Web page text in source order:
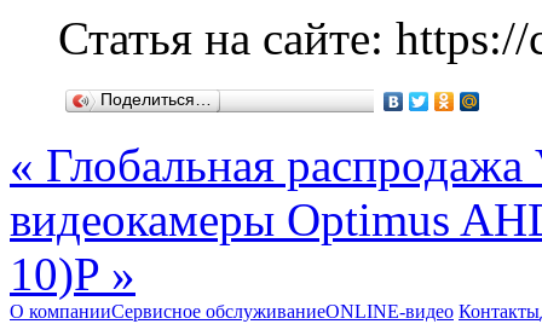
Статья на сайте:
Поделиться…
« Глобальная
видеокамеры Optimus
10)P »
О компанииСервисное обслуживаниеONLINE-видео Контакты